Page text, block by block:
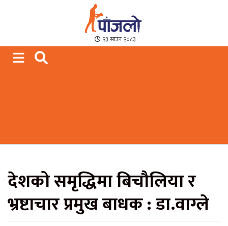
Paajalo News
We are from Far West Nepal
२३ साउन २०८३
देशको समृद्धिमा बिचौलिया र
भ्रष्टाचार प्रमुख बाधक : डा.वाग्ले